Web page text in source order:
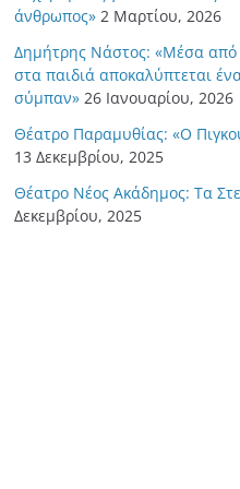
άνθρωπος» 2 Μαρτίου, 2026
Δημήτρης Νάστος: «Μέσα
στα παιδιά αποκαλύπτεται
σύμπαν» 26 Ιανουαρίου, 2026
Θέατρο Παραμυθίας: «Ο
13 Δεκεμβρίου, 2025
Θέατρο Νέος Ακάδημος: Τα
Δεκεμβρίου, 2025